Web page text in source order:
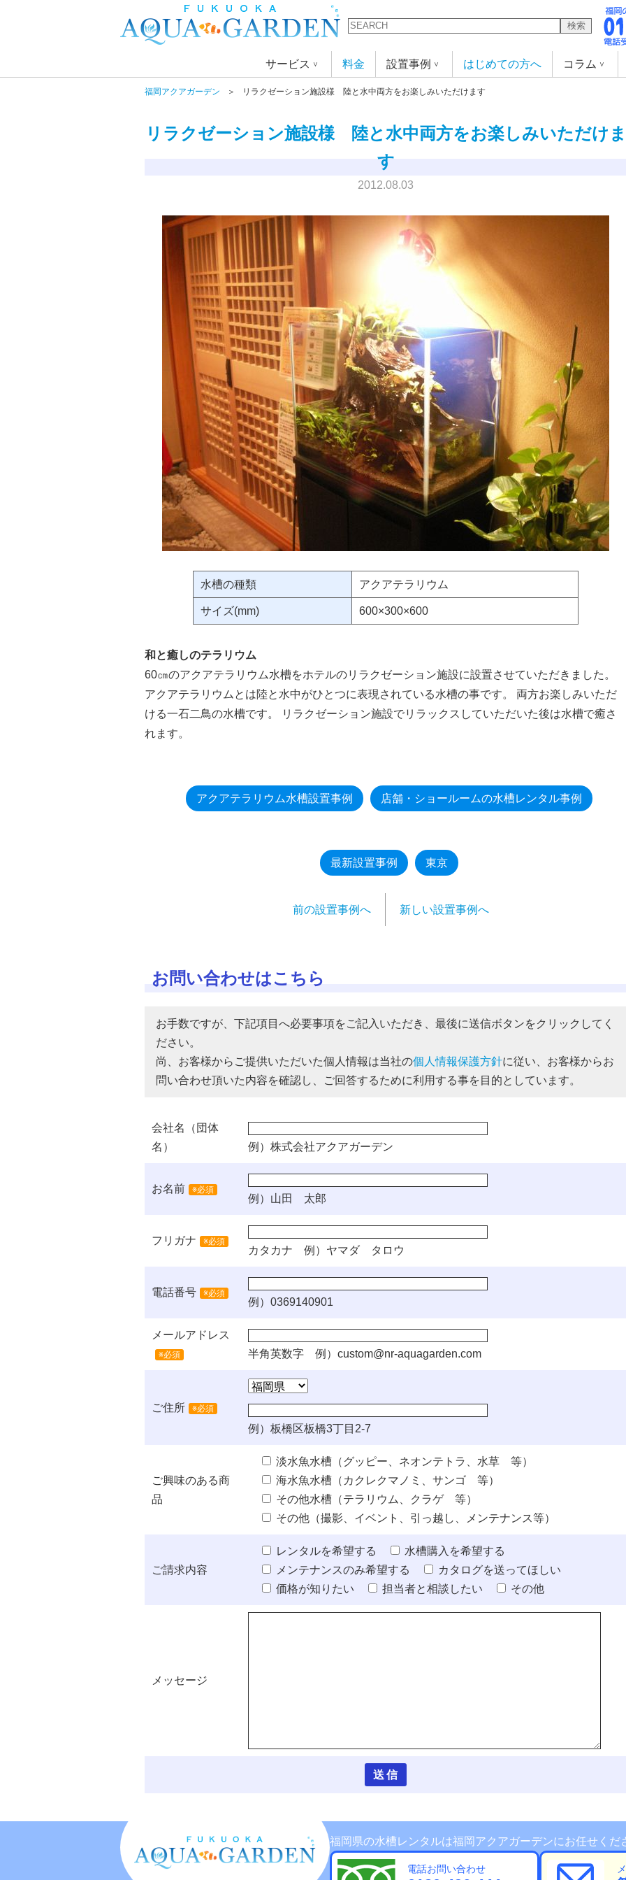
検索
サービス 料金 設置事例 はじめての方へ コラム
福岡アクアガーデン リラクゼーション施設様 陸と水中両方をお楽しみいただけます
リラクゼーション施設様 陸と水中両方をお楽しみいただけま
す
2012.08.03
水槽の種類 アクアテラリウム
サイズ(mm) 600×300×600
和と癒しのテラリウム
60㎝のアクアテラリウム水槽をホテルのリラクゼーション施設に設置させていただきました。
アクアテラリウムとは陸と水中がひとつに表現されている水槽の事です。 両方お楽しみいただ
ける一石二鳥の水槽です。 リラクゼーション施設でリラックスしていただいた後は水槽で癒さ
れます。
アクアテラリウム水槽設置事例 店舗・ショールームの水槽レンタル事例
最新設置事例 東京
前の設置事例へ 新しい設置事例へ
お問い合わせはこちら
お手数ですが、下記項目へ必要事項をご記入いただき、最後に送信ボタンをクリックしてく
ださい。
尚、お客様からご提供いただいた個人情報は当社の個人情報保護方針に従い、お客様からお
問い合わせ頂いた内容を確認し、ご回答するために利用する事を目的としています。
会社名（団体
名）
例）株式会社アクアガーデン
お名前 ※必須
例）山田 太郎
フリガナ ※必須
カタカナ 例）ヤマダ タロウ
電話番号 ※必須
例）0369140901
メールアドレス
※必須 半角英数字 例） custom@nr-aquagarden.com
ご住所 ※必須
例）板橋区板橋3丁目2-7
ご興味のある商
品
淡水魚水槽（グッピー、ネオンテトラ、水草 等）
海水魚水槽（カクレクマノミ、サンゴ 等）
その他水槽（テラリウム、クラゲ 等）
その他（撮影、イベント、引っ越し、メンテナンス等）
ご請求内容
レンタルを希望する
水槽購入を希望する
メンテナンスのみ希望する
カタログを送ってほしい
価格が知りたい
担当者と相談したい その他
メッセージ
福岡県の水槽レンタルは福岡アクアガーデンにお任せくだ
電話お問い合わせ